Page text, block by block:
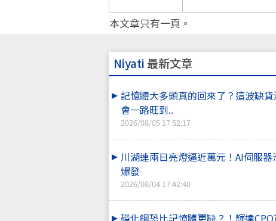
本文章只有一頁。
Niyati最新文章
記憶體大多頭真的回來了？這波缺
會一路旺到..
2026/08/05 17:52:17
川湖連兩日亮燈逼近萬元！AI伺服器
爆發
2026/08/04 17:42:40